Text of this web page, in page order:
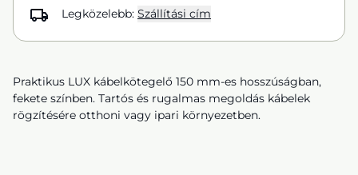
Legközelebb: Szállítási cím
Praktikus LUX kábelkötegelő 150 mm-es hosszúságban,
fekete színben. Tartós és rugalmas megoldás kábelek
rögzítésére otthoni vagy ipari környezetben.